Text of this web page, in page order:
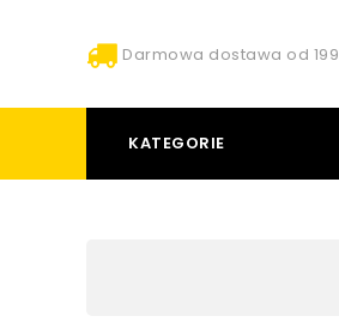
Darmowa dostawa od 199
KATEGORIE